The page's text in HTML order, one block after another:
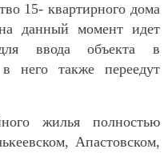
15- квартирного дома
данный момент идет
ввода объекта в
него также переедут
жилья полностью
Апастовском,